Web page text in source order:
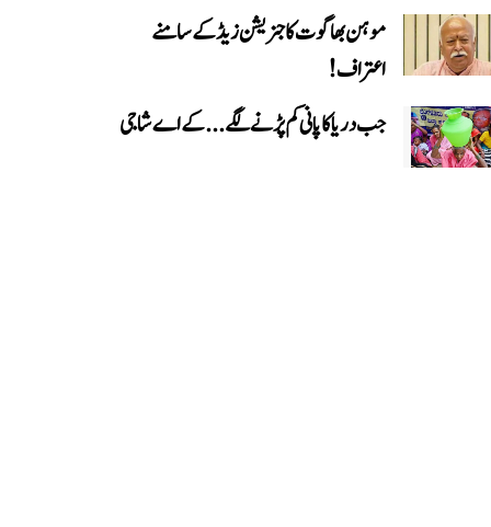
موہن بھاگوت کا جنریشن زیڈ کے سامنے
اعتراف!
جب دریا کا پانی کم پڑنے لگے...کے اے شاجی